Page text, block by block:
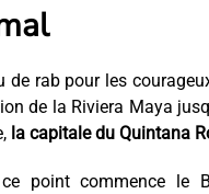
de rab pour les
de la Riviera Maya
la capitale du Quintana
point commence le